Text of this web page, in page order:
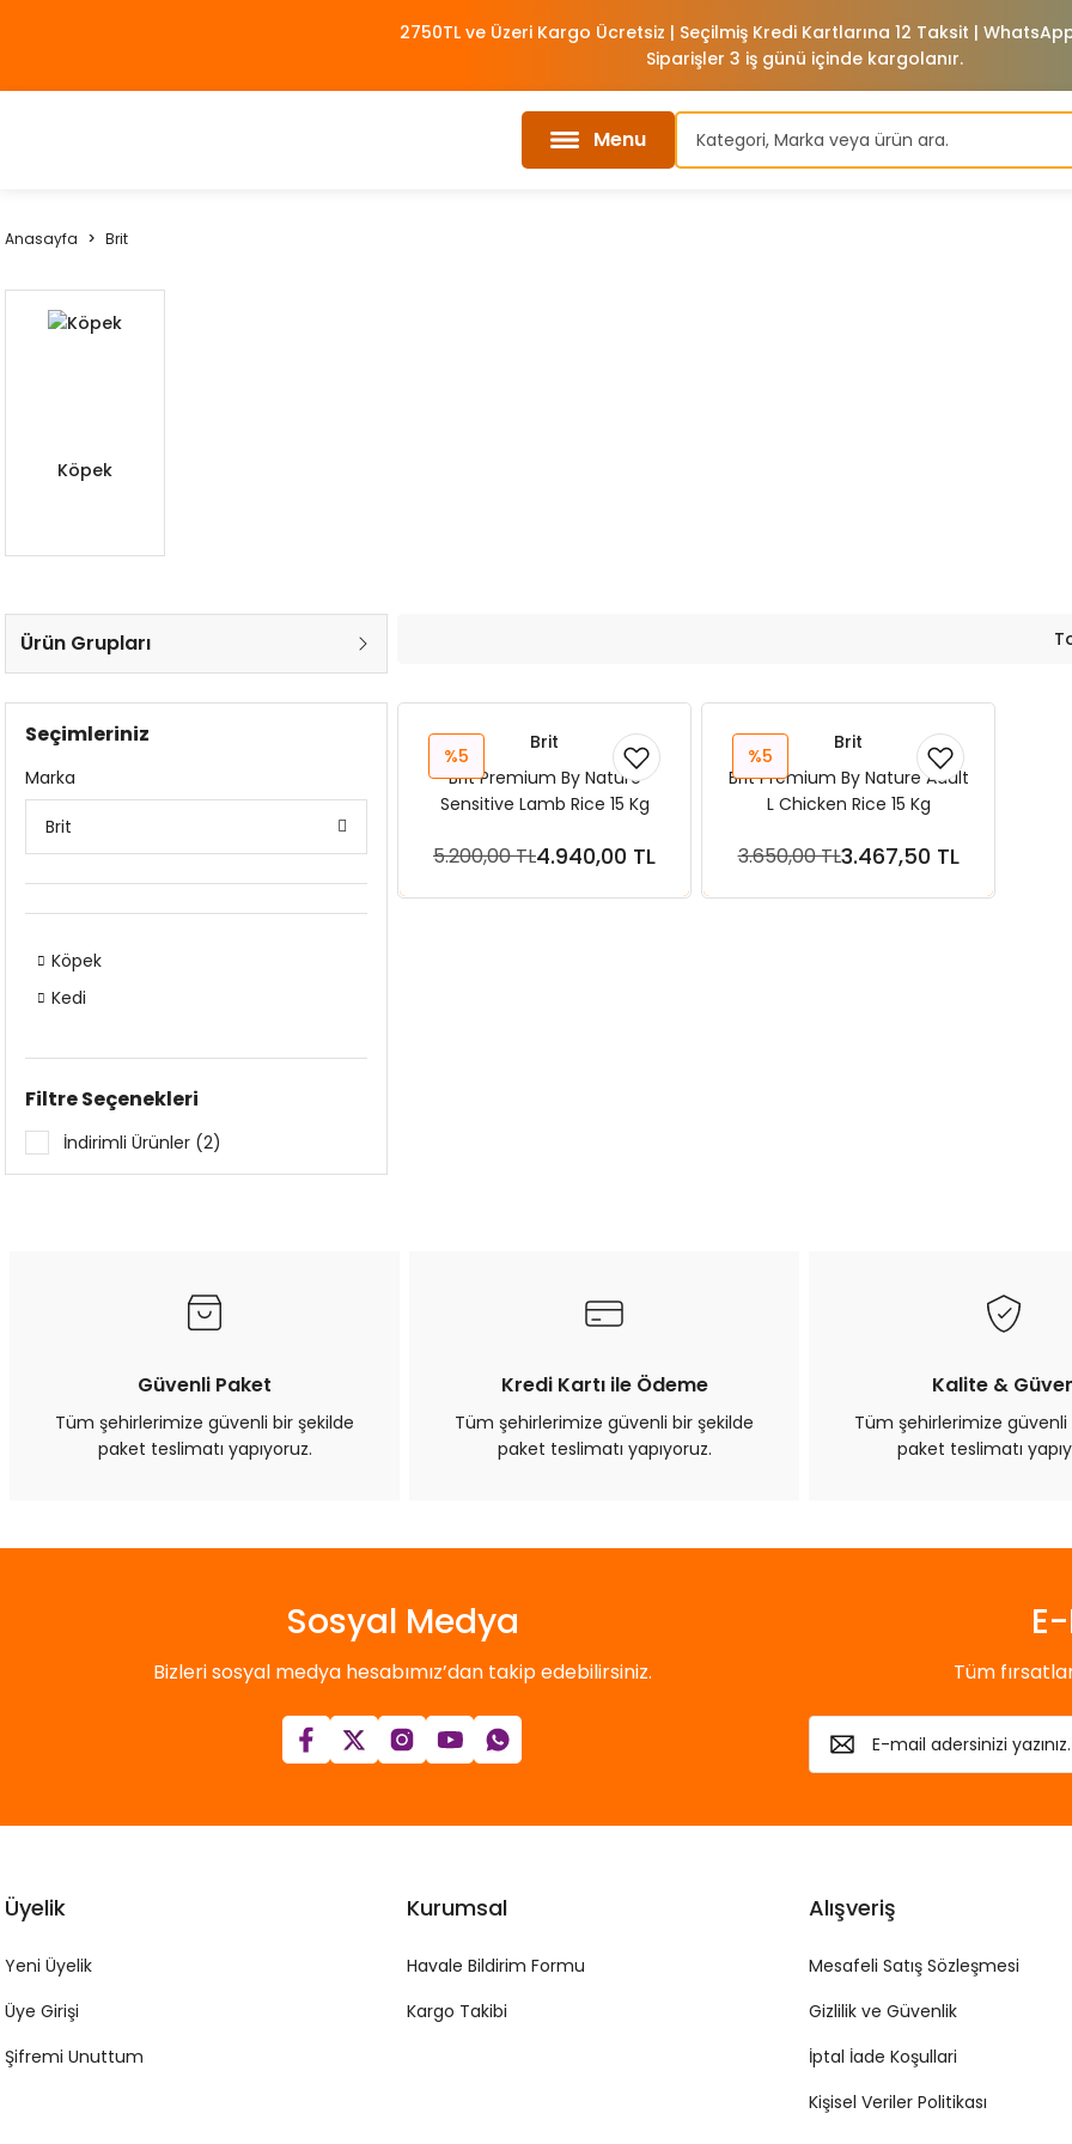
2750TL ve Üzeri Kargo Ücretsiz | Seçilmiş Kredi Kartlarına 12 Taksit |
Siparişler 3 iş günü içinde kargolanır.
Menu
Anasayfa Brit
Köpek
Ürün Grupları
Seçimleriniz
Marka
Brit
Köpek
Kedi
Filtre Seçenekleri
İndirimli Ürünler (2)
%5
Brit
Brit Premium By Nature
Sensitive Lamb Rice 15 Kg
5.200,00 TL4.940,00 TL
Sepete Ekle
%5
Brit
Brit Premium By Nature Adult
L Chicken Rice 15 Kg
3.650,00 TL3.467,50 TL
Sepete Ekle
Güvenli Paket
Tüm şehirlerimize güvenli bir şekilde
paket teslimatı yapıyoruz.
Kredi Kartı ile Ödeme
Tüm şehirlerimize güvenli bir şekilde
paket teslimatı yapıyoruz.
Kalite &
Tüm şehirlerimize güvenli
paket teslimatı
Sosyal Medya
Bizleri sosyal medya hesabımız’dan takip edebilirsiniz. Tüm
Üyelik
Yeni Üyelik
Üye Girişi
Şifremi Unuttum
Kurumsal
Havale Bildirim Formu
Kargo Takibi
Alışveriş
Mesafeli Satış Sözleşmesi
Gizlilik ve Güvenlik
İptal İade Koşullari
Kişisel Veriler Politikası